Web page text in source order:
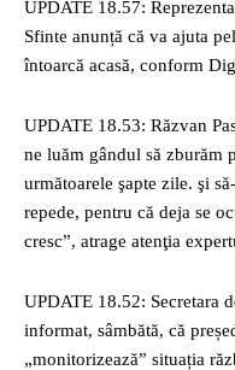
UPDATE 18.57:
Sfinte anunță că va ajuta
întoarcă acasă, conform
UPDATE 18.53: Răzvan
ne luăm gândul să
următoarele şapte zile. şi
repede, pentru că deja se
cresc”, atrage atenţia
UPDATE 18.52: Secretara
informat, sâmbătă, că
„monitorizează” situația